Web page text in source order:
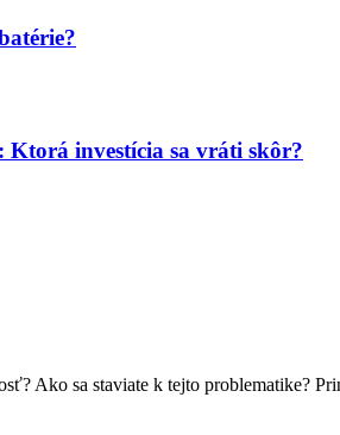
investícia sa vráti skôr?
Ako sa staviate k tejto problematike?